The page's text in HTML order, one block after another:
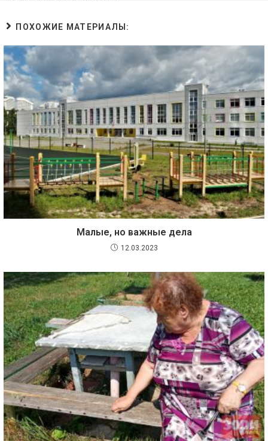
ПОХОЖИЕ МАТЕРИАЛЫ:
Малые, но важные дела
12.03.2023